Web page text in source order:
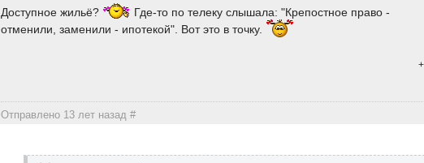
Доступное жильё?
Где-то по телеку слышала: "Крепостное право -
отменили, заменили - ипотекой". Вот это в точку.
Отправлено 13 лет назад#